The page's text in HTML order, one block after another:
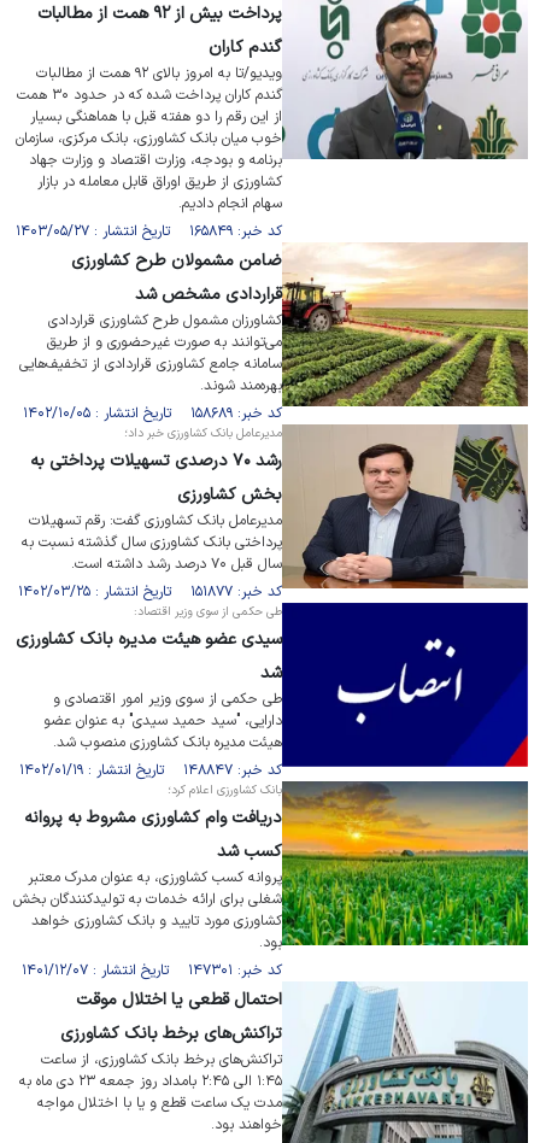
پرداخت بیش از ۹۲ همت از مطالبات
گندم کاران
ویدیو/تا به امروز بالای ۹۲ همت از مطالبات
گندم کاران پرداخت شده که در حدود ۳۰ همت
از این رقم را دو هفته قبل با هماهنگی بسیار
خوب میان بانک کشاورزی، بانک مرکزی، سازمان
برنامه و بودجه، وزارت اقتصاد و وزارت جهاد
کشاورزی از طریق اوراق قابل معامله در بازار
سهام انجام دادیم.
کد خبر: ۱۶۵۸۴۹ تاریخ انتشار : ۱۴۰۳/۰۵/۲۷
ضامن مشمولان طرح کشاورزی
قراردادی مشخص شد
کشاورزان مشمول طرح کشاورزی قراردادی
می‌توانند به صورت غیرحضوری و از طریق
سامانه جامع کشاورزی قراردادی از تخفیف‌هایی
بهره‌مند شوند.
کد خبر: ۱۵۸۶۸۹ تاریخ انتشار : ۱۴۰۲/۱۰/۰۵
مدیرعامل بانک کشاورزی خبر داد؛
رشد ۷۰ درصدی تسهیلات پرداختی به
بخش کشاورزی
مدیرعامل بانک کشاورزی گفت: رقم تسهیلات
پرداختی بانک کشاورزی سال گذشته نسبت به
سال قبل ۷۰ درصد رشد داشته است.
کد خبر: ۱۵۱۸۷۷ تاریخ انتشار : ۱۴۰۲/۰۳/۲۵
طی حکمی از سوی وزیر اقتصاد:
سیدی عضو هیئت مدیره بانک کشاورزی
شد
طی حکمی از سوی وزیر امور اقتصادی و
دارایی، "سید حمید سیدی" به عنوان عضو
هیئت مدیره بانک کشاورزی منصوب شد.
کد خبر: ۱۴۸۸۴۷ تاریخ انتشار : ۱۴۰۲/۰۱/۱۹
بانک کشاورزی اعلام کرد؛
دریافت وام کشاورزی مشروط به پروانه
کسب شد
پروانه کسب کشاورزی، به عنوان مدرک معتبر
شغلی برای ارائه خدمات به تولیدکنندگان بخش
کشاورزی مورد تایید و بانک کشاورزی خواهد
بود.
کد خبر: ۱۴۷۳۰۱ تاریخ انتشار : ۱۴۰۱/۱۲/۰۷
احتمال قطعی یا اختلال موقت
تراکنش‌های برخط بانک کشاورزی
تراکنش‌های برخط بانک کشاورزی، از ساعت
۱:۴۵ الی ۲:۴۵ بامداد روز جمعه ۲۳ دی ماه به
مدت یک ساعت قطع و یا با اختلال مواجه
خواهند بود.